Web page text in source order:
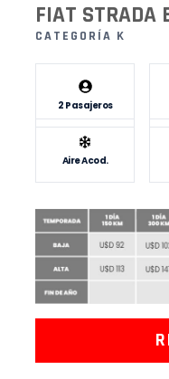
FIAT STRADA
CATEGORÍA K
2 Pasajeros
Aire Acod.